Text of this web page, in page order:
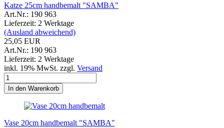
Katze 25cm handbemalt "SAMBA"
Art.Nr.: 190 963
Lieferzeit: 2 Werktage
(Ausland abweichend)
25,05 EUR
Art.Nr.: 190 963
Lieferzeit: 2 Werktage
inkl. 19% MwSt. zzgl. Versand
In den Warenkorb
Vase 20cm handbemalt "SAMBA"